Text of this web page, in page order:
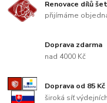
Renovace dílů
přijímáme
Doprava zdarma
nad 4000 Kč
Doprava od 85 Kč
široká síť